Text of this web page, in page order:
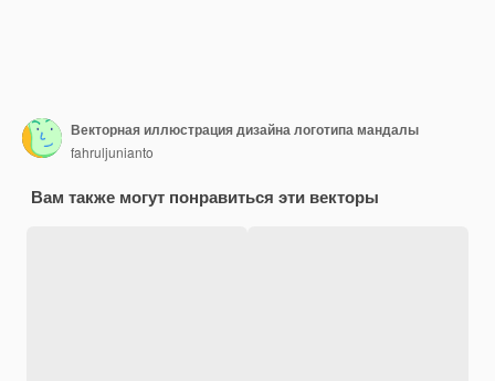
Векторная иллюстрация дизайна логотипа мандалы
fahruljunianto
Вам также могут понравиться эти векторы